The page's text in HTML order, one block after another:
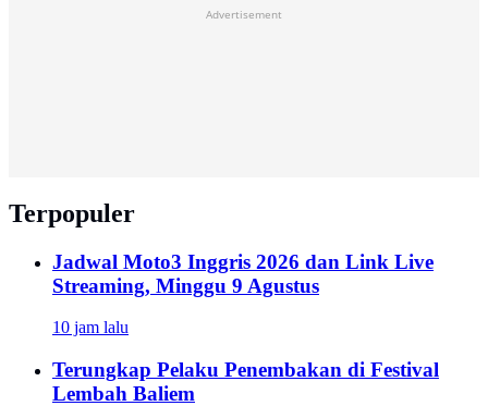
Advertisement
Terpopuler
Jadwal Moto3 Inggris 2026 dan Link Live
Streaming, Minggu 9 Agustus
10 jam lalu
Terungkap Pelaku Penembakan di Festival
Lembah Baliem